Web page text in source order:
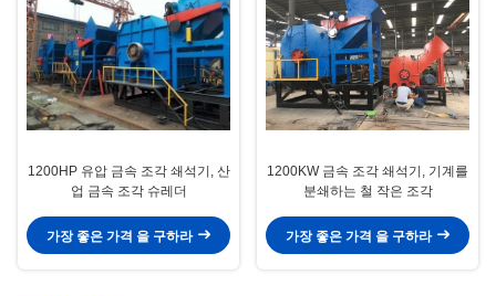
1200HP 유압 금속 조각 쇄석기, 산
업 금속 조각 슈레더
가장 좋은 가격 을 구하라
1200KW 금속 조각 쇄석기, 기계를
분쇄하는 철 작은 조각
가장 좋은 가격 을 구하라